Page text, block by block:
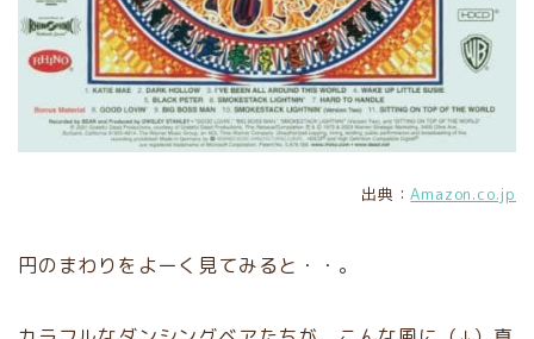
出典：Amazon.co.jp
円のまわりをよーく見てみると・・。